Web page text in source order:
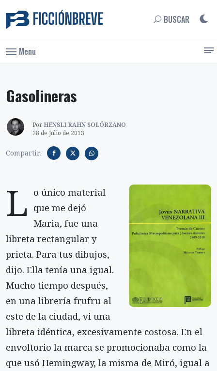
BUSCAR
Menu
Gasolineras
Por HENSLI RAHN SOLÓRZANO
28 de Julio de 2013
Compartir:
L o único material
que me dejó
Maria, fue una
libreta rectangular y
prieta. Para tus dibujos,
dijo. Ella tenía una igual.
Mucho tiempo después,
en una librería frufru al
este de la ciudad, vi una
libreta idéntica, excesivamente costosa. En el
envoltorio la marca se promocionaba como la
que usó Hemingway, la misma de Miró, igual a